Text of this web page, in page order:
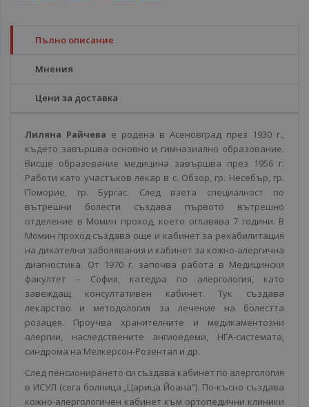
Пълно описание
Мнения
Цени за доставка
Лиляна Райчева е родена в Асеновград през 1930 г.,
където завършва основно и гимназиално образование.
Висше образование медицина завършва през 1956 г.
Работи като участъков лекар в с. Обзор, гр. Несебър, гр.
Поморие, гр. Бургас. След взета специалност по
вътрешни болести създава първото вътрешно
отделение в Момин проход, което оглавява 7 години. В
Момин проход създава още и кабинет за рехабилитация
на дихателни заболявания и кабинет за кожно-алергична
диагностика. От 1970 г. започва работа в Медицински
факултет – София, катедра по алергология, като
завеждащ консултативен кабинет. Тук създава
лекарство и методология за лечение на болестта
розацея. Проучва хранителните и медикаментозни
алергии, наследствените ангиоедеми, НГА-системата,
синдрома на Мелкерсон-Розентал и др.
След пенсионирането си създава кабинет по алергология
в ИСУЛ (сега болница „Царица Йоана“). По-късно създава
кожно-алергологичен кабинет към ортопедични клиники